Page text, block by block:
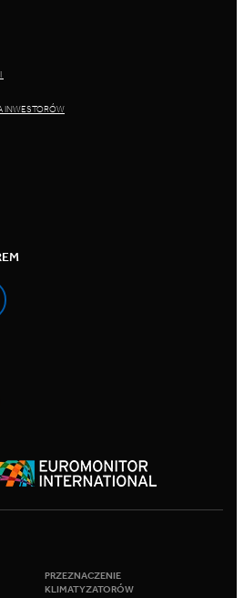
INWESTORÓW
PRZEZNACZENIE
KLIMATYZATORÓW